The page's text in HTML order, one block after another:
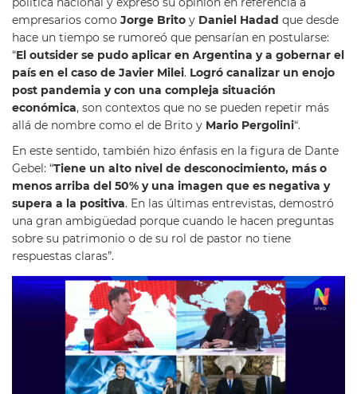
política nacional y expresó su opinión en referencia a
empresarios como Jorge Brito y Daniel Hadad que desde
hace un tiempo se rumoreó que pensarían en postularse:
“El outsider se pudo aplicar en Argentina y a gobernar el
país en el caso de Javier Milei. Logró canalizar un enojo
post pandemia y con una compleja situación
económica, son contextos que no se pueden repetir más
allá de nombre como el de Brito y Mario Pergolini“.
En este sentido, también hizo énfasis en la figura de Dante
Gebel: “Tiene un alto nivel de desconocimiento, más o
menos arriba del 50% y una imagen que es negativa y
supera a la positiva. En las últimas entrevistas, demostró
una gran ambigüedad porque cuando le hacen preguntas
sobre su patrimonio o de su rol de pastor no tiene
respuestas claras”.